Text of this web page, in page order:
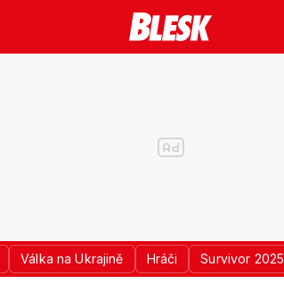
Válka na Ukrajině Hráči Survivor 2025